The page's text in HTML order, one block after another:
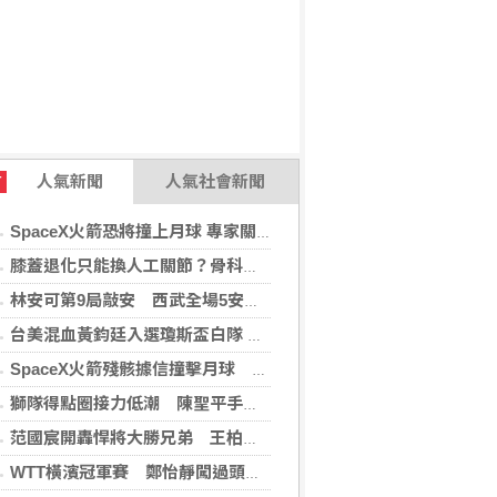
人氣新聞 人氣社會新聞
SpaceX火箭恐將撞上月球 專家關注衝擊後果
膝蓋退化只能換人工關節？骨科醫師解析「退化性關節炎」治療評估
林安可第9局敲安 西武全場5安遭羅德完封
台美混血黃鈞廷入選瓊斯盃白隊 榮幸披台灣戰袍
SpaceX火箭殘骸據信撞擊月球 無即時畫面暫難確認
獅隊得點圈接力低潮 陳聖平手感冷到結霜
范國宸開轟悍將大勝兄弟 王柏融再見安雄鷹擒猿
WTT橫濱冠軍賽 鄭怡靜闖過頭關晉女單16強